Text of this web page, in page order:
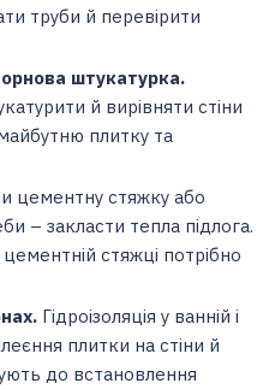
труби й перевірити
штукатурка.
й вирівняти стіни
плитку та
цементну стяжку або
– закласти тепла підлога.
стяжці потрібно
Гідроізоляція у ванній і
плитки на стіни й
до встановлення